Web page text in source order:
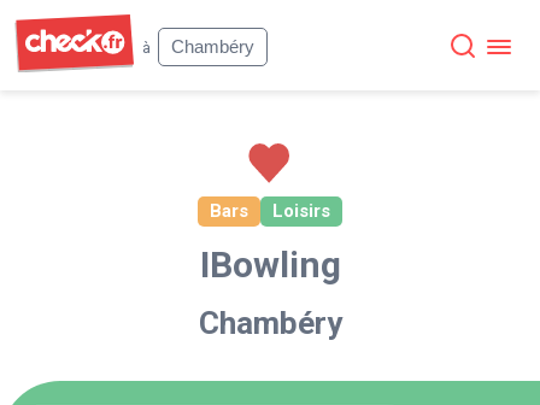
à
Chambéry
Bars Loisirs
IBowling
Chambéry